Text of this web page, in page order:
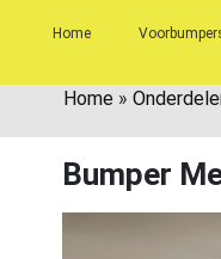
Home
Home »
Bumper